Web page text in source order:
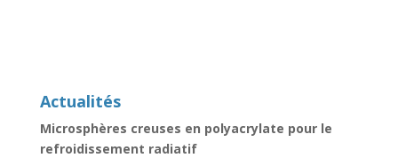
Actualités
Microsphères creuses en polyacrylate pour le
refroidissement radiatif